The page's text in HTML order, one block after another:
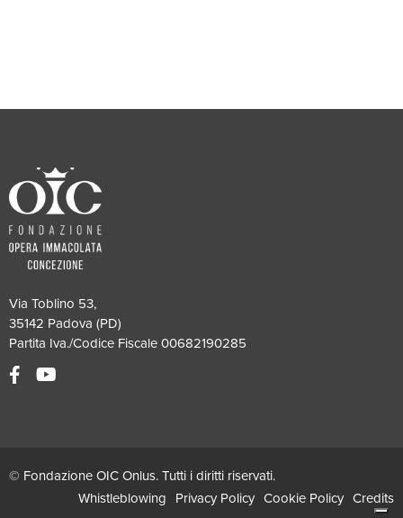
Via Toblino 53,
35142 Padova (PD)
Partita Iva./Codice Fiscale 00682190285
© Fondazione OIC Onlus. Tutti i diritti riservati.
Whistleblowing
Privacy Policy Cookie Policy Credits